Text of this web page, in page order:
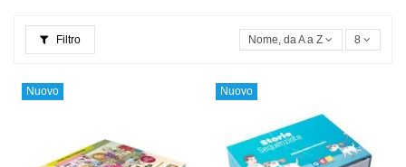
Filtro Nome, da A a Z 8
Nuovo Nuovo